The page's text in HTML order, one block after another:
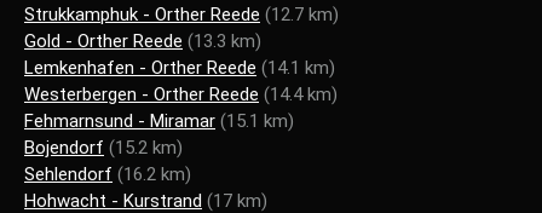
Strukkamphuk - Orther Reede (12.7 km)
Gold - Orther Reede (13.3 km)
Lemkenhafen - Orther Reede (14.1 km)
Westerbergen - Orther Reede (14.4 km)
Fehmarnsund - Miramar (15.1 km)
Bojendorf (15.2 km)
Sehlendorf (16.2 km)
Hohwacht - Kurstrand (17 km)